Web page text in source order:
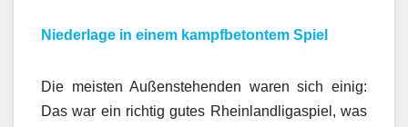
Niederlage in einem kampfbetontem Spiel
Die meisten Außenstehenden waren sich einig:
Das war ein richtig gutes Rheinlandligaspiel, was